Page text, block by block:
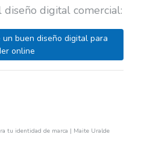
diseño digital comercial:
buen diseño digital para
online
tu identidad de marca | Maite Uralde